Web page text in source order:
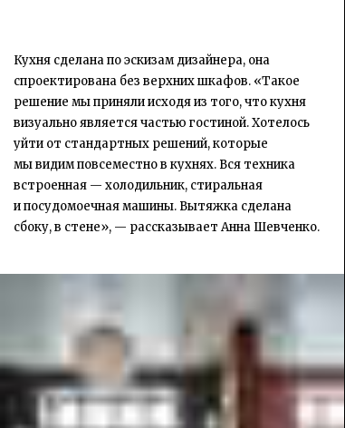
Кухня сделана по эскизам дизайнера, она
спроектирована без верхних шкафов. «Такое
решение мы приняли исходя из того, что кухня
визуально является частью гостиной. Хотелось
уйти от стандартных решений, которые
мы видим повсеместно в кухнях. Вся техника
встроенная — холодильник, стиральная
и посудомоечная машины. Вытяжка сделана
сбоку, в стене», — рассказывает Анна Шевченко.